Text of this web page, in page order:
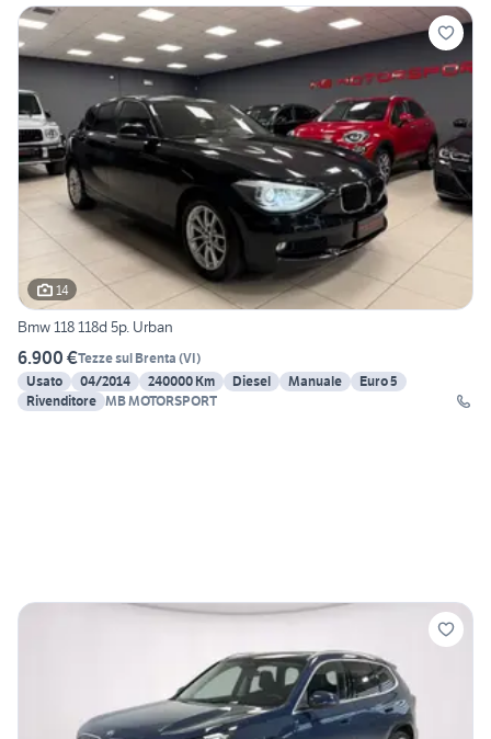
14
Bmw 118 118d 5p. Urban
6.900 €Tezze sul Brenta (VI)
Usato
04/2014 240000 Km Diesel Manuale
Euro 5
Rivenditore MB MOTORSPORT